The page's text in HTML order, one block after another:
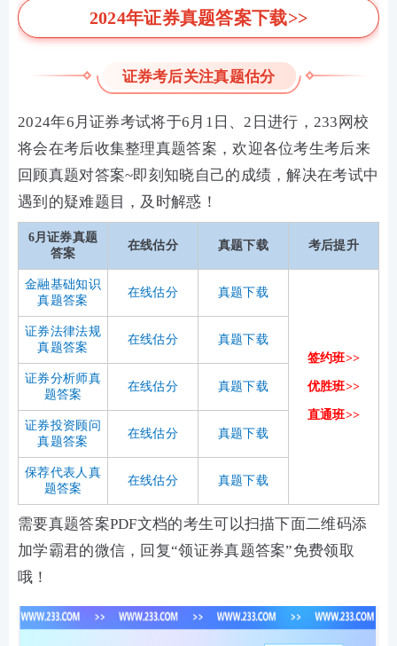
2024年证券真题答案下载>>
证券考后关注真题估分
2024年6月证券考试将于6月1日、2日进行，233网校
将会在考后收集整理真题答案，欢迎各位考生考后来
回顾真题对答案~即刻知晓自己的成绩，解决在考试中
遇到的疑难题目，及时解惑！
6月证券真题
答案
在线估分 真题下载 考后提升
金融基础知识
真题答案
在线估分 真题下载
签约班>>
优胜班>>
直通班>>
证券法律法规
真题答案
在线估分 真题下载
证券分析师真
题答案
在线估分 真题下载
证券投资顾问
真题答案
在线估分 真题下载
保荐代表人真
题答案
在线估分 真题下载
需要真题答案PDF文档的考生可以扫描下面二维码添
加学霸君的微信，回复“领证券真题答案”免费领取
哦！